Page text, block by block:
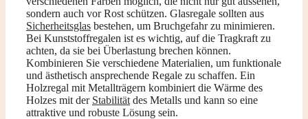
sondern auch vor Rost schützen. Glasregale sollten aus
Sicherheitsglas bestehen, um Bruchgefahr zu minimieren.
Bei Kunststoffregalen ist es wichtig, auf die Tragkraft zu
achten, da sie bei Überlastung brechen können.
Kombinieren Sie verschiedene Materialien, um funktionale
und ästhetisch ansprechende Regale zu schaffen. Ein
Holzregal mit Metallträgern kombiniert die Wärme des
Holzes mit der Stabilität des Metalls und kann so eine
attraktive und robuste Lösung sein.